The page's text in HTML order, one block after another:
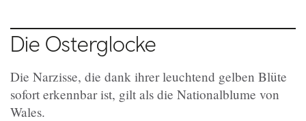
Die Osterglocke
Die Narzisse, die dank ihrer leuchtend gelben Blüte
sofort erkennbar ist, gilt als die Nationalblume von
Wales.